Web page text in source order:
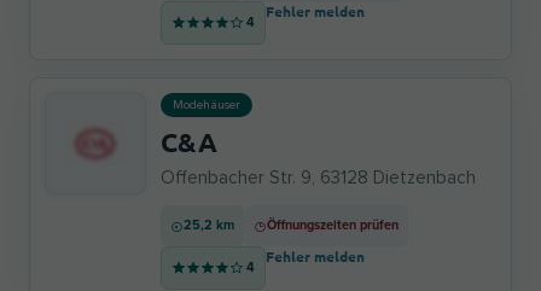
4
Fehler melden
Modehäuser
C&A
Offenbacher Str. 9, 63128 Dietzenbach
25,2 km Öffnungszeiten prüfen
4
Fehler melden